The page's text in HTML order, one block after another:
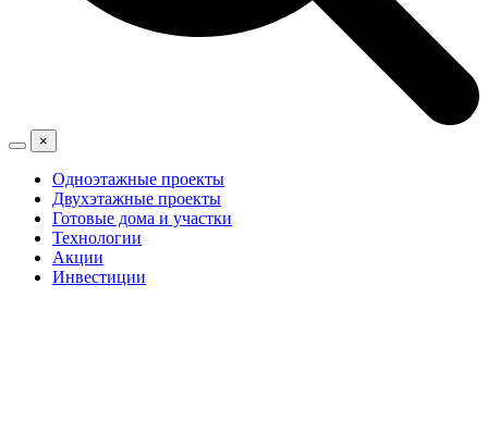
×
Одноэтажные проекты
Двухэтажные проекты
Готовые дома и участки
Технологии
Акции
Инвестиции